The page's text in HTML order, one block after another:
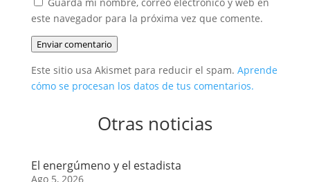
este navegador para la próxima vez que comente.
Enviar comentario
Este sitio usa Akismet para reducir el spam. Aprende
cómo se procesan los datos de tus comentarios.
Otras noticias
El energúmeno y el estadista
Ago 5, 2026